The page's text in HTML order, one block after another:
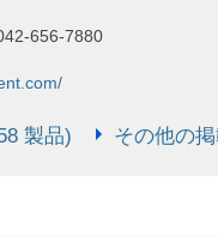
656-7880
製品) その他の